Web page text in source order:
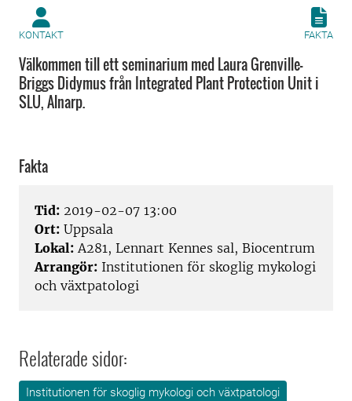
KONTAKT FAKTA
Välkommen till ett seminarium med Laura Grenville-
Briggs Didymus från Integrated Plant Protection Unit i
SLU, Alnarp.
Fakta
Tid: 2019-02-07 13:00
Ort: Uppsala
Lokal: A281, Lennart Kennes sal, Biocentrum
Arrangör: Institutionen för skoglig mykologi
och växtpatologi
Relaterade sidor:
Institutionen för skoglig mykologi och växtpatologi